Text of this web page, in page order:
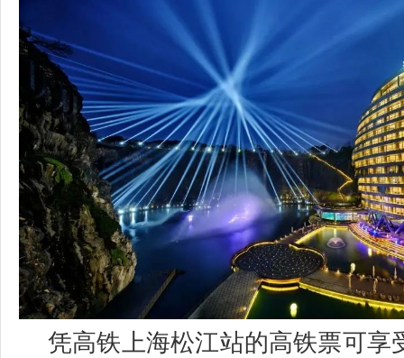
凭高铁上海松江站的高铁票可享